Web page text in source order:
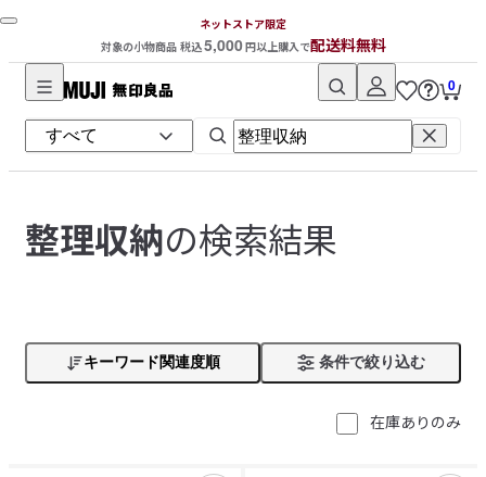
ネットストア限定
対象の小物商品 税込5,000円以上購入で配送料無料
無
印
良
ネ
ッ
ア
0
整理収納の検索結果
キーワード関連度順 条件で絞り込む
在庫ありのみ